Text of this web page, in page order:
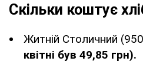
Скільки коштує
Житній Столичний
квітні був 49,85 грн).